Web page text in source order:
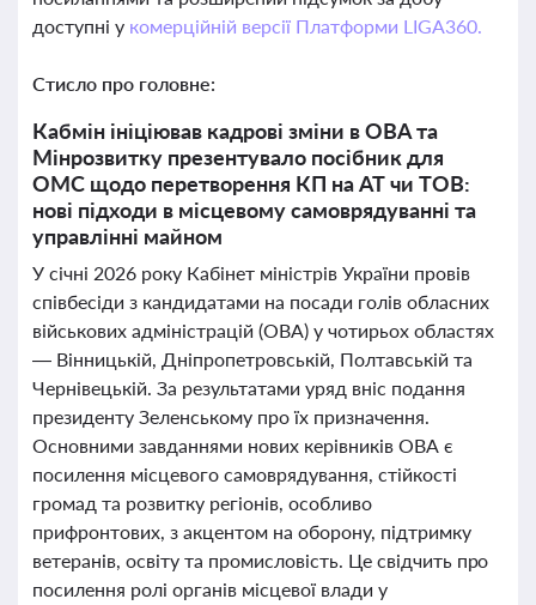
доступні у комерційній версії Платформи LIGA360.
Стисло про головне:
Кабмін ініціював кадрові зміни в ОВА та
Мінрозвитку презентувало посібник для
ОМС щодо перетворення КП на АТ чи ТОВ:
нові підходи в місцевому самоврядуванні та
управлінні майном
У січні 2026 року Кабінет міністрів України провів
співбесіди з кандидатами на посади голів обласних
військових адміністрацій (ОВА) у чотирьох областях
— Вінницькій, Дніпропетровській, Полтавській та
Чернівецькій. За результатами уряд вніс подання
президенту Зеленському про їх призначення.
Основними завданнями нових керівників ОВА є
посилення місцевого самоврядування, стійкості
громад та розвитку регіонів, особливо
прифронтових, з акцентом на оборону, підтримку
ветеранів, освіту та промисловість. Це свідчить про
посилення ролі органів місцевої влади у